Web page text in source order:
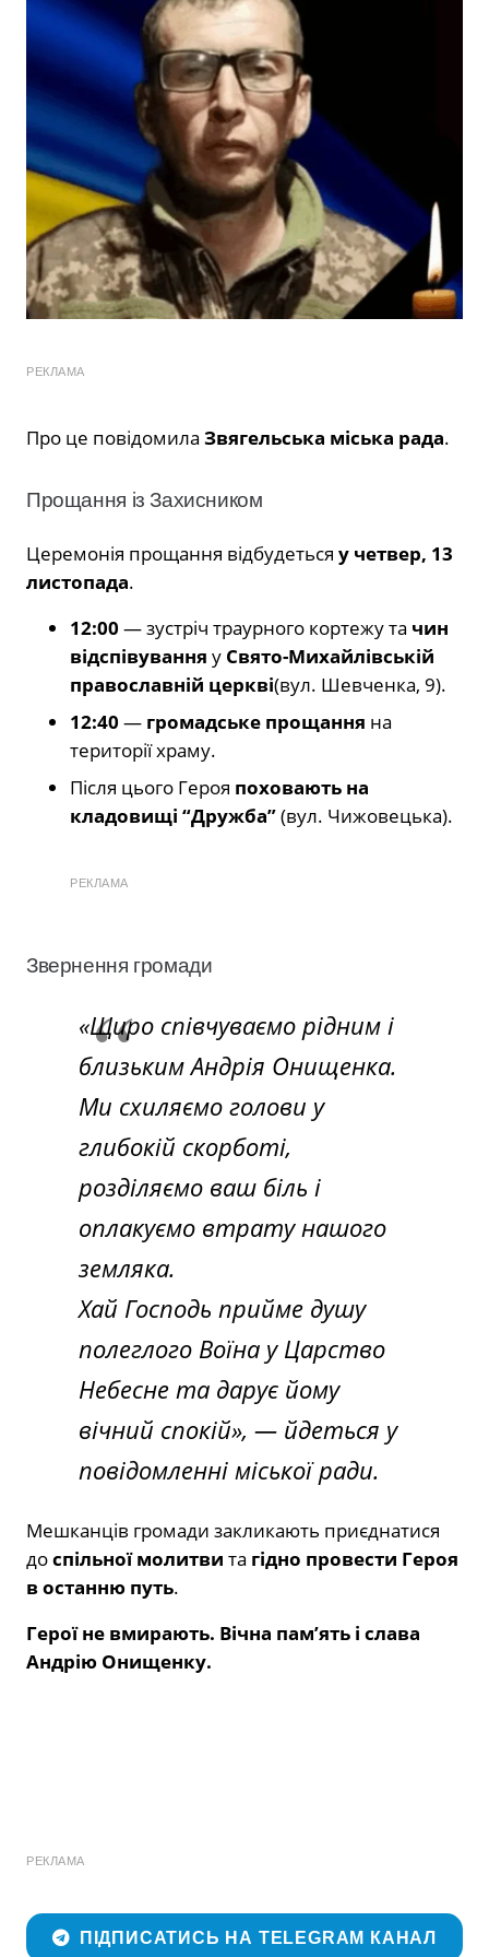
РЕКЛАМА
Про це повідомила Звягельська міська рада.
Прощання із Захисником
Церемонія прощання відбудеться у четвер, 13
листопада.
12:00 — зустріч траурного кортежу та чин
відспівування у Свято-Михайлівській
православній церкві(вул. Шевченка, 9).
12:40 — громадське прощання на
території храму.
Після цього Героя поховають на
кладовищі “Дружба”(вул. Чижовецька).
РЕКЛАМА
Звернення громади
«Щиро співчуваємо рідним і
близьким Андрія Онищенка.
Ми схиляємо голови у
глибокій скорботі,
розділяємо ваш біль і
оплакуємо втрату нашого
земляка.
Хай Господь прийме душу
полеглого Воїна у Царство
Небесне та дарує йому
вічний спокій», — йдеться у
повідомленні міської ради.
Мешканців громади закликають приєднатися
доспільної молитви та гідно провести Героя
в останню путь.
Герої не вмирають. Вічна пам’ять і слава
Андрію Онищенку.
РЕКЛАМА
ПІДПИСАТИСЬ НА TELEGRAM КАНАЛ